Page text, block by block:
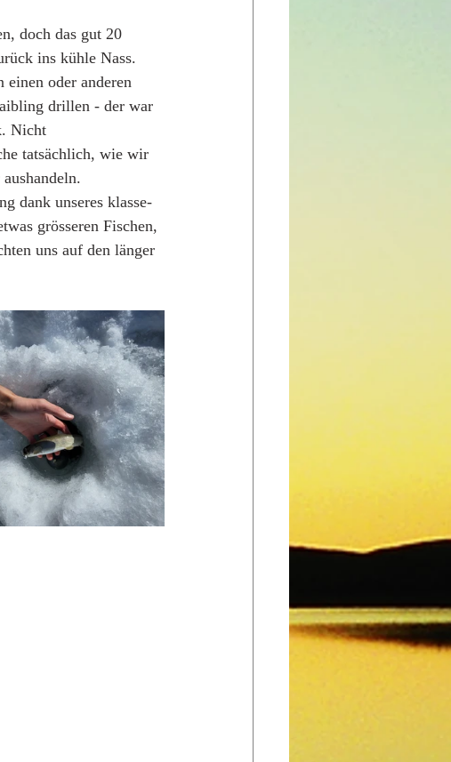
doch das gut 20
ins kühle Nass.
oder anderen
drillen - der war
Nicht
tatsächlich, wie wir
dank unseres klasse-
grösseren Fischen,
uns auf den länger